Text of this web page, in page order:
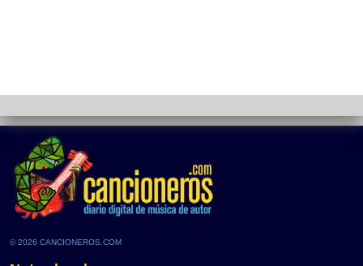
© 2026 CANCIONEROS.COM